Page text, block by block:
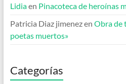
Lidiaen Pinacoteca de heroínas
Patricia Diaz jimenezen Obra de
poetas muertos»
Categorías